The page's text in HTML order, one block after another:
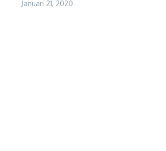
Januari 21, 2020